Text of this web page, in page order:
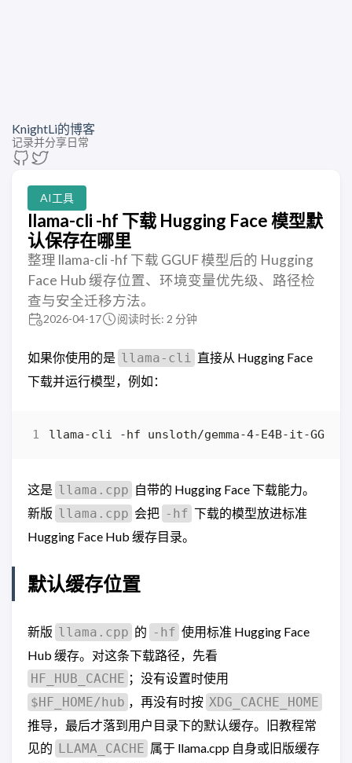
KnightLi的博客
记录并分享日常
AI工具
llama-cli -hf 下载 Hugging Face 模型默
认保存在哪里
整理 llama-cli -hf 下载 GGUF 模型后的 Hugging
Face Hub 缓存位置、环境变量优先级、路径检
查与安全迁移方法。
2026-04-17 阅读时长: 2 分钟
如果你使用的是 llama-cli 直接从 Hugging Face
下载并运行模型，例如：
这是 llama.cpp 自带的 Hugging Face 下载能力。
新版 llama.cpp 会把 -hf 下载的模型放进标准
Hugging Face Hub 缓存目录。
默认缓存位置
新版 llama.cpp 的 -hf 使用标准 Hugging Face
Hub 缓存。对这条下载路径，先看
HF_HUB_CACHE ；没有设置时使用
$HF_HOME/hub ，再没有时按 XDG_CACHE_HOME
推导，最后才落到用户目录下的默认缓存。旧教程常
见的 LLAMA_CACHE 属于 llama.cpp 自身或旧版缓存